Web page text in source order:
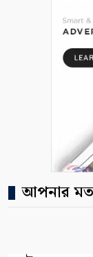
আপনার